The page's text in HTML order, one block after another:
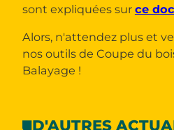
sont expliquées sur ce
Alors, n'attendez plus et
nos outils de Coupe du
Balayage !
D'AUTRES